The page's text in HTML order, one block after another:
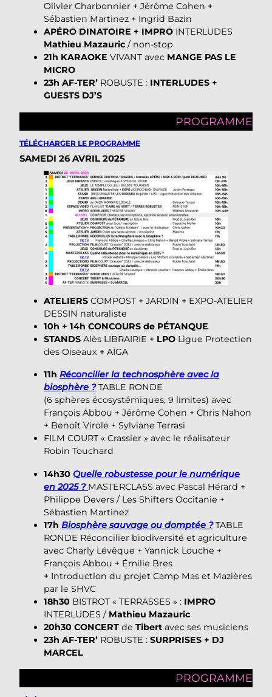
Olivier Charbonnier + Jérôme Cohen +
Sébastien Martinez + Ingrid Bazin
APÉRO DINATOIRE + IMPRO INTERLUDES
Mathieu Mazauric / non-stop
21h KARAOKE VIVANT avec MANGE PAS LE
MICRO
23h AF-TER’ ROBUSTE : INTERLUDES +
GUESTS DJ’S
PROGRAMME
TÉLÉCHARGER LE PROGRAMME
SAMEDI 26 AVRIL 2025
ATELIERS COMPOST + JARDIN + EXPO-ATELIER
DESSIN naturaliste
10h + 14h CONCOURS de PÉTANQUE
STANDS Alès LIBRAIRIE + LPO Ligue Protection
des Oiseaux + AÏGA
11h Réconcilier la technosphère avec la
biosphère ?TABLE RONDE
(6 sphères écosystémiques, 9 limites) avec
François Abbou + Jérôme Cohen + Chris Nahon
+ Benoît Virole + Sylviane Terrasi
FILM COURT « Crassier » avec le réalisateur
Robin Touchard
14h30 Quelle robustesse pour le numérique
en 2025 ? MASTERCLASS avec Pascal Hérard +
Philippe Devers / Les Shifters Occitanie +
Sébastien Martinez
17h Biosphère sauvage ou domptée ?TABLE
RONDE Réconcilier biodiversité et agriculture
avec Charly Lévêque + Yannick Louche +
François Abbou + Émilie Bres
+ Introduction du projet Camp Mas et Mazières
par le SHVC
18h30 BISTROT « TERRASSES » : IMPRO
INTERLUDES / Mathieu Mazauric
20h30 CONCERT de Tibert avec ses musiciens
23h AF-TER’ ROBUSTE : SURPRISES + DJ
MARCEL
PROGRAMME